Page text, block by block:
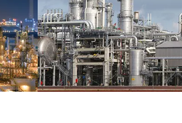
básicas hasta polímeros
de respaldar el
industriales.